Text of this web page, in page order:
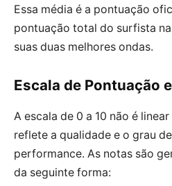
Essa média é a pontuação
pontuação total do surfista
suas duas melhores ondas.
Escala de Pontuação
A escala de 0 a 10 não é
reflete a qualidade e o grau
performance. As notas são
da seguinte forma: